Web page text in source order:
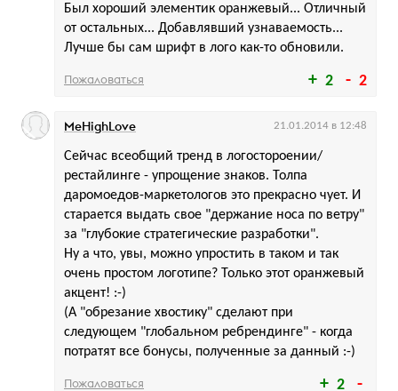
2 2
Был хороший элементик оранжевый... Отличный
от остальных... Добавлявший узнаваемость...
Лучше бы сам шрифт в лого как-то обновили.
Пожаловаться
2
Сейчас всеобщий тренд в логостороении/
рестайлинге - упрощение знаков. Толпа
даромоедов-маркетологов это прекрасно чует. И
старается выдать свое "держание носа по ветру"
за "глубокие стратегические разработки".
Ну а что, увы, можно упростить в таком и так
очень простом логотипе? Только этот оранжевый
акцент! :-)
(А "обрезание хвостику" сделают при
следующем "глобальном ребрендинге" - когда
потратят все бонусы, полученные за данный :-)
MeHighLove 21.01.2014 в 12:48
Пожаловаться